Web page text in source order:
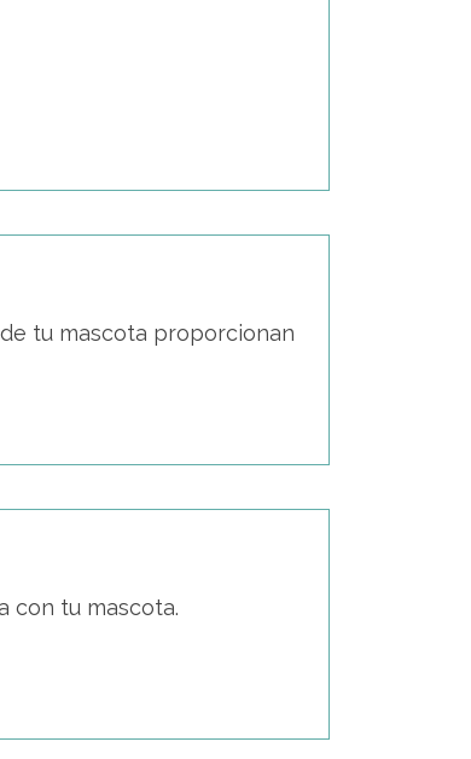
tu mascota proporcionan
con tu mascota.